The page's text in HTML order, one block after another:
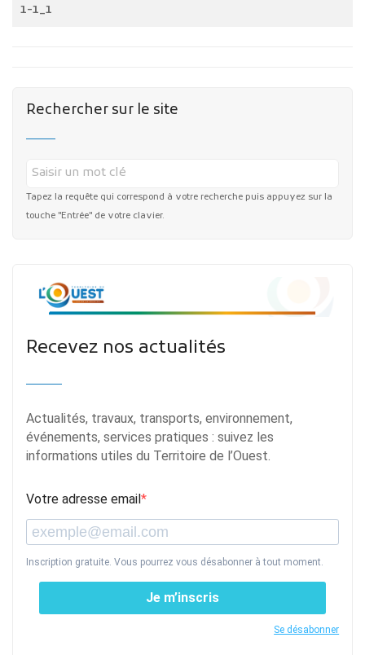
1-1_1
Rechercher sur le site
Tapez la requête qui correspond à votre recherche puis appuyez sur la
touche "Entrée" de votre clavier.
Recevez nos actualités
Actualités, travaux, transports, environnement,
événements, services pratiques : suivez les
informations utiles du Territoire de l’Ouest.
Votre adresse email
Inscription gratuite. Vous pourrez vous désabonner à tout moment.
Je m’inscris
Se désabonner